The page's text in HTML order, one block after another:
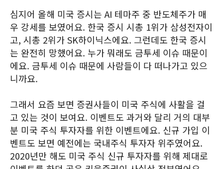
심지어 올해 미국 증시는 AI 테마주 중 반도체주가 매
우 강세를 보였어요. 한국 증시 시총 1위가 삼성전자이
고, 시총 2위가 SK하이닉스에요. 그런데도 한국 증시
는 완전히 망했어요. 누가 뭐래도 금투세 이슈 때문이
에요. 금투세 이슈 때문에 사람들이 다 떠나가고 있으
니까요.
그래서 요즘 보면 증권사들이 미국 주식에 사활을 걸
고 있는 것이 보여요. 이벤트도 과거와 달리 거의 대부
분 미국 주식 투자자를 위한 이벤트에요. 신규 가입 이
벤트도 보면 예전에는 국내주식 투자자 위주였어요.
2020년만 해도 미국 주식 신규 투자자를 위해 제대로